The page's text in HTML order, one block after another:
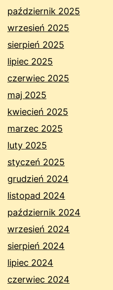
październik 2025
wrzesień 2025
sierpień 2025
lipiec 2025
czerwiec 2025
maj 2025
kwiecień 2025
marzec 2025
luty 2025
styczeń 2025
grudzień 2024
listopad 2024
październik 2024
wrzesień 2024
sierpień 2024
lipiec 2024
czerwiec 2024